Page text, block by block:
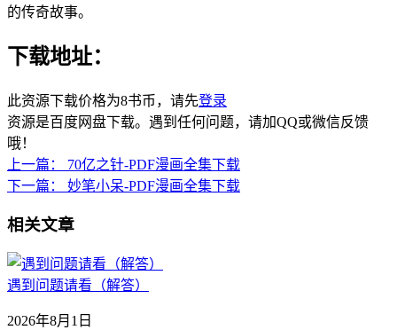
的传奇故事。
下载地址：
此资源下载价格为8书币，请先登录
资源是百度网盘下载。遇到任何问题，请加QQ或微信反馈
哦！
上一篇：
70亿之针-PDF漫画全集下载
下一篇：
妙笔小呆-PDF漫画全集下载
相关文章
遇到问题请看（解答）
2026年8月1日